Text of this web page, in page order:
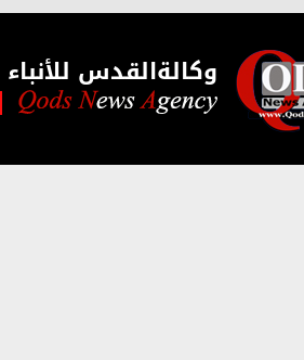
وكالةالقدس للأنباء